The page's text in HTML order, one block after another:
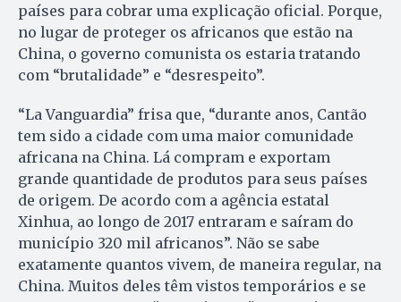
países para cobrar uma explicação oficial. Porque,
no lugar de proteger os africanos que estão na
China, o governo comunista os estaria tratando
com “brutalidade” e “desrespeito”.
“La Vanguardia” frisa que, “durante anos, Cantão
tem sido a cidade com uma maior comunidade
africana na China. Lá compram e exportam
grande quantidade de produtos para seus países
de origem. De acordo com a agência estatal
Xinhua, ao longo de 2017 entraram e saíram do
município 320 mil africanos”. Não se sabe
exatamente quantos vivem, de maneira regular, na
China. Muitos deles têm vistos temporários e se